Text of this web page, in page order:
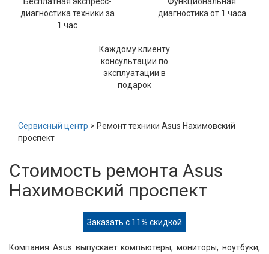
диагностика техники за
1 час
диагностика от 1 часа
Каждому клиенту
консультации по
эксплуатации в
подарок
Сервисный центр > Ремонт техники Asus Нахимовский
проспект
Стоимость ремонта Asus
Нахимовский проспект
Заказать с 11% скидкой
Компания Asus выпускает компьютеры, мониторы, ноутбуки,